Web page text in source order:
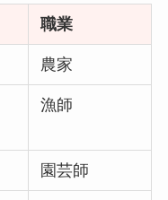
職業
農家
漁師
園芸師